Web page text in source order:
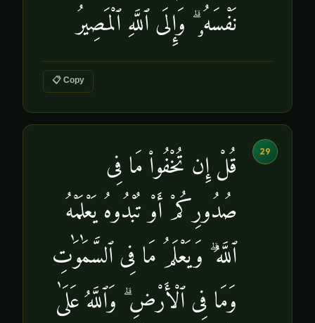
نَفْسَهُۥ ۗ وَإِلَى ٱللَّهِ ٱلْمَصِيرُ
📋 Copy
29
قُلْ إِن تُخْفُوا۟ مَا فِى
صُدُورِكُمْ أَوْ تُبْدُوهُ يَعْلَمْهُ
ٱللَّهُ ۗ وَيَعْلَمُ مَا فِى ٱلسَّمَٰوَٰتِ
وَمَا فِى ٱلْأَرْضِ ۗ وَٱللَّهُ عَلَىٰ